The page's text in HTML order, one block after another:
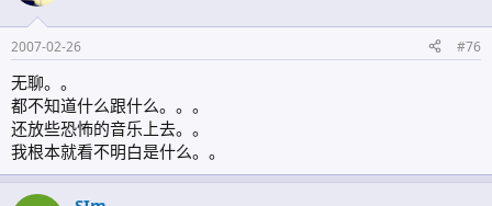
2007-02-26 #76
无聊。。
都不知道什么跟什么。。。
还放些恐怖的音乐上去。。
我根本就看不明白是什么。。